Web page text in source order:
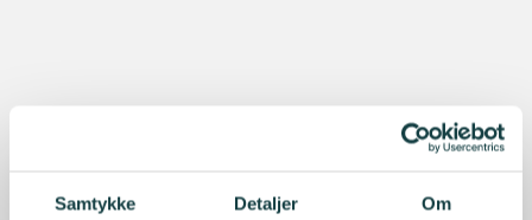
Samtykke Detaljer Om